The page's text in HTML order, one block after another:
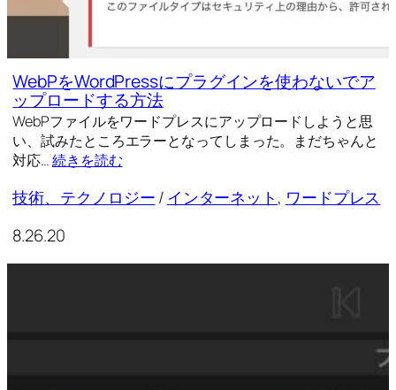
WebPをWordPressにプラグインを使わないでア
ップロードする方法
WebPファイルをワードプレスにアップロードしようと思
い、試みたところエラーとなってしまった。まだちゃんと
対応…続きを読む
技術、テクノロジー/ インターネット, ワードプレス
8.26.20